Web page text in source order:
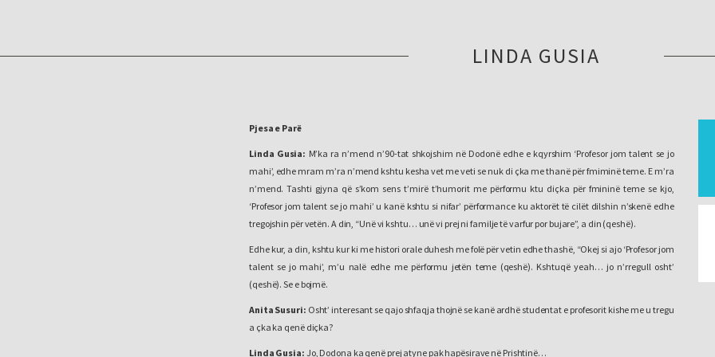
LINDA GUSIA
Pjesa e Parë
Linda Gusia: M’ka ra n’mend n’90-tat shkojshim në Dodonë edhe e kqyrshim ‘Profesor jom talent se jo
mahi’, edhe mram m’ra n’mend kshtu kesha vet me veti se nuk di çka me thanë për fmiminë teme. E m’ra
n’mend. Tashti gjyna që s’kom sens t’mirë t’humorit me përformu ktu diçka për fmininë teme se kjo,
‘Profesor jom talent se jo mahi’ u kanë kshtu si nifar’ përformance ku aktorët të cilët dilshin n’skenë edhe
tregojshin për vetën. A din, “Unë vi kshtu… unë vi prej ni familje të varfur por bujare”, a din (qeshë).
Edhe kur, a din, kshtu kur ki me histori orale duhesh me folë për vetin edhe thashë, “Okej si ajo ‘Profesor jom
talent se jo mahi’, m’u nalë edhe me përformu jetën teme (qeshë). Kshtuqë yeah… jo n’rregull osht’
(qeshë). Se e bojmë.
Anita Susuri: Osht’ interesant se qajo shfaqja thojnë se kanë ardhë studentat e profesorit kishe me u tregu
a çka ka qenë diçka?
Linda Gusia: Jo, Dodona ka qenë prej atyne pak hapësirave në Prishtinë…